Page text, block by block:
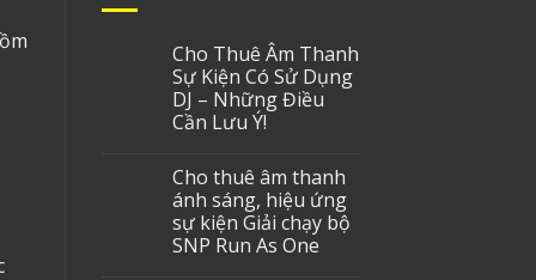
Cho Thuê Âm Thanh
Sự Kiện Có Sử Dụng
DJ – Những Điều
Cần Lưu Ý!
Cho thuê âm thanh
ánh sáng, hiệu ứng
sự kiện Giải chạy bộ
SNP Run As One